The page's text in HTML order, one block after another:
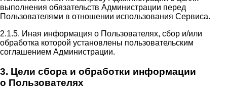
выполнения обязательств Администрации перед
Пользователями в отношении использования Сервиса.
2.1.5. Иная информация о Пользователях, сбор и/или
обработка которой установлены пользовательским
соглашением Администрации.
3. Цели сбора и обработки информации
о Пользователях